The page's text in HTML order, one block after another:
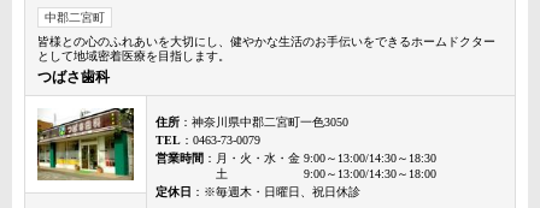
中郡二宮町
皆様との心のふれあいを大切にし、健やかな生活のお手伝いをできるホームドクター
として地域密着医療を目指します。
つばさ歯科
住所 ：神奈川県中郡二宮町一色3050
TEL ：0463-73-0079
営業時間 ：月・火・水・金 9:00～13:00/14:30～18:30
土 9:00～13:00/14:30～18:00
定休日 ：※毎週木・日曜日、祝日休診